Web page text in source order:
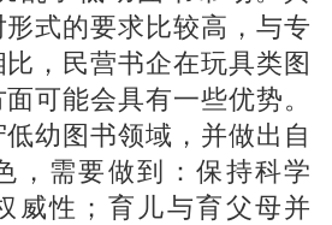
式的要求比较高，与专
，民营书企在玩具类图
可能会具有一些优势。
幼图书领域，并做出自
，需要做到：保持科学
威性；育儿与育父母并